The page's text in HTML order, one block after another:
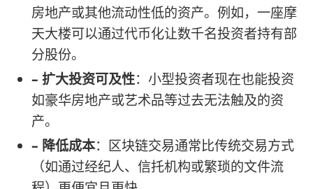
房地产或其他流动性低的资产。例如，一座摩
天大楼可以通过代币化让数千名投资者持有部
分股份。
– 扩大投资可及性：小型投资者现在也能投资
如豪华房地产或艺术品等过去无法触及的资
产。
– 降低成本：区块链交易通常比传统交易方式
（如通过经纪人、信托机构或繁琐的文件流